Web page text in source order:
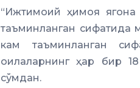
“Ижтимоий ҳимоя ягона
таъминланган сифатида
кам таъминланган
оилаларнинг ҳар бир
сўмдан.